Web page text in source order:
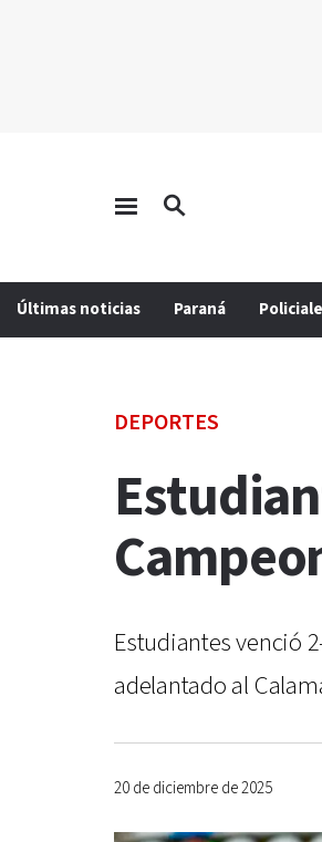
Últimas noticias Paraná
DEPORTES
Estudiantes venció
adelantado al
20 de diciembre de 2025